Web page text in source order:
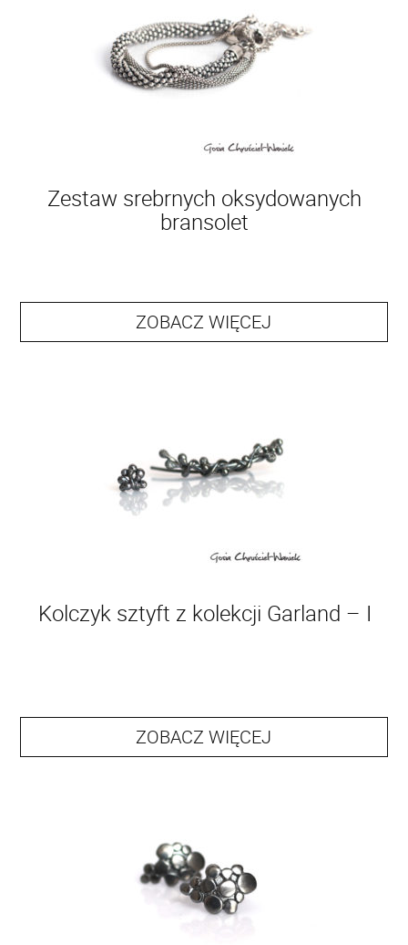
Zestaw srebrnych oksydowanych
bransolet
ZOBACZ WIĘCEJ
Kolczyk sztyft z kolekcji Garland – I
ZOBACZ WIĘCEJ